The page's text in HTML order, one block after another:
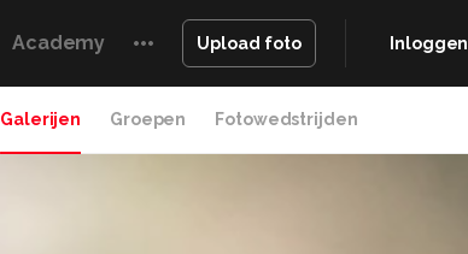
Academy Upload foto Inloggen
Galerijen Groepen Fotowedstrijden